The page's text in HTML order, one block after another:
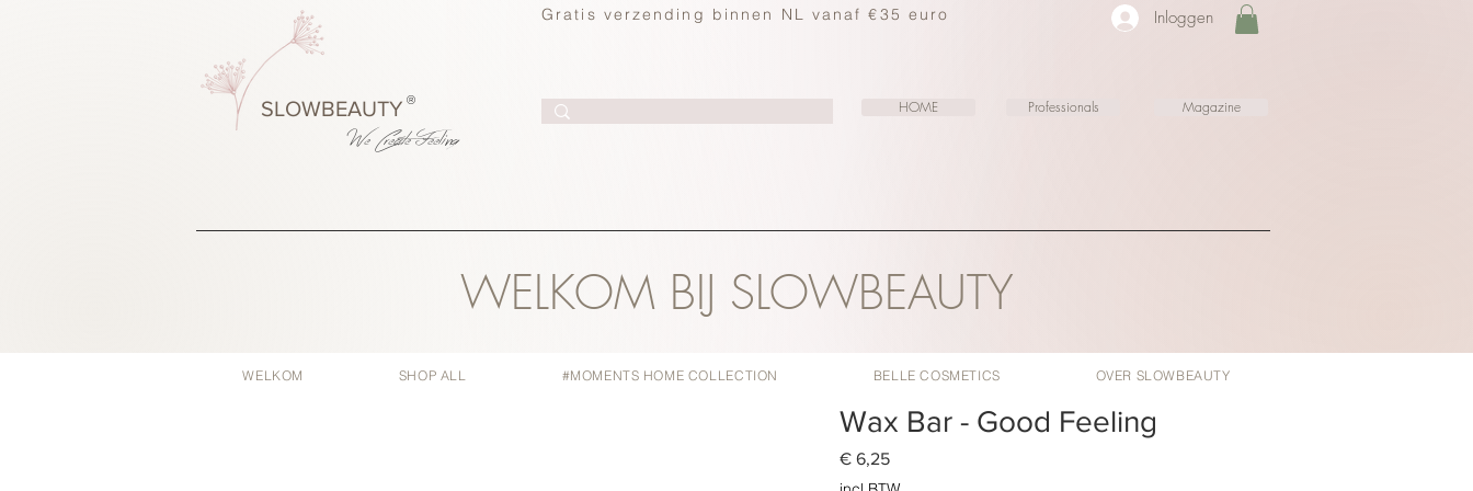
Gratis verzending binnen NL vanaf €35 euro Inloggen
®
SLOWBEAUTY
We CreateFeeling
HOME Professionals Magazine
WELKOM BIJ SLOWBEAUTY
WELKOM SHOP ALL #MOMENTS HOME COLLECTION BELLE COSMETICS OVER SLOWBEAUTY
Wax Bar - Good Feeling
€ 6,25Prijs